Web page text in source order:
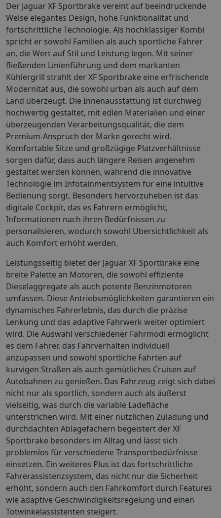
Der Jaguar XF Sportbrake vereint auf beeindruckende
Weise elegantes Design, hohe Funktionalität und
fortschrittliche Technologie. Als hochklassiger Kombi
spricht er sowohl Familien als auch sportliche Fahrer
an, die Wert auf Stil und Leistung legen. Mit seiner
fließenden Linienführung und dem markanten
Kühlergrill strahlt der XF Sportbrake eine erfrischende
Modernität aus, die sowohl urban als auch auf dem
Land überzeugt. Die Innenausstattung ist durchweg
hochwertig gestaltet, mit edlen Materialien und einer
überzeugenden Verarbeitungsqualität, die dem
Premium-Anspruch der Marke gerecht wird.
Komfortable Sitze und großzügige Platzverhältnisse
sorgen dafür, dass auch längere Reisen angenehm
gestaltet werden können, während die innovative
Technologie im Infotainmentsystem für eine intuitive
Bedienung sorgt. Besonders hervorzuheben ist das
digitale Cockpit, das es Fahrern ermöglicht,
Informationen nach ihren Bedürfnissen zu
personalisieren, wodurch sowohl Übersichtlichkeit als
auch Komfort erhöht werden.
Leistungsseitig bietet der Jaguar XF Sportbrake eine
breite Palette an Motoren, die sowohl effiziente
Dieselaggregate als auch potente Benzinmotoren
umfassen. Diese Antriebsmöglichkeiten garantieren ein
dynamisches Fahrerlebnis, das durch die präzise
Lenkung und das adaptive Fahrwerk weiter optimiert
wird. Die Auswahl verschiedener Fahrmodi ermöglicht
es dem Fahrer, das Fahrverhalten individuell
anzupassen und sowohl sportliche Fahrten auf
kurvigen Straßen als auch gemütliches Cruisen auf
Autobahnen zu genießen. Das Fahrzeug zeigt sich dabei
nicht nur als sportlich, sondern auch als äußerst
vielseitig, was durch die variable Ladefläche
unterstrichen wird. Mit einer nützlichen Zuladung und
durchdachten Ablagefächern begeistert der XF
Sportbrake besonders im Alltag und lässt sich
problemlos für verschiedene Transportbedürfnisse
einsetzen. Ein weiteres Plus ist das fortschrittliche
Fahrerassistenzsystem, das nicht nur die Sicherheit
erhöht, sondern auch den Fahrkomfort durch Features
wie adaptive Geschwindigkeitsregelung und einen
Totwinkelassistenten steigert.